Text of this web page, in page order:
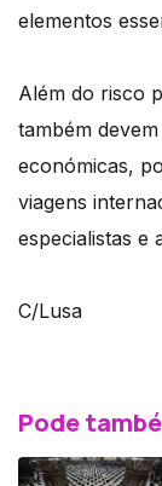
elementos
Além do risco
também
económicas,
viagens
especialistas e
C/Lusa
Pode